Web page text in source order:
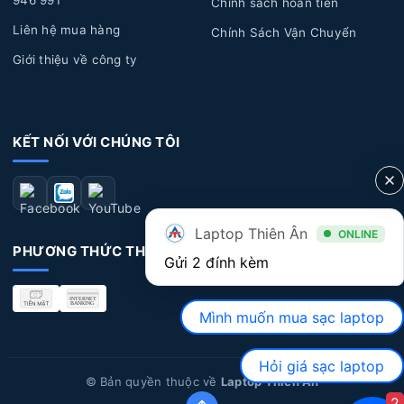
2. Sạc Laptop Dell Giá Bao Nhiêu
Giá sạc laptop Delltùy thuộc vào từng loại sạc khác
Liên hệ mua hàng
Giới thiệu về công ty
Chính sách hoàn tiền
Chính Sách Vận Chuyển
KẾT NỐI VỚI CHÚNG TÔI
PHƯƠNG THỨC THANH TOÁN
© Bản quyền thuộc về Laptop Thiên Ân
Laptop Thiên Ân ONLINE
Gửi 2 đính kèm
Mình muốn mua sạc laptop
Hỏi giá sạc laptop